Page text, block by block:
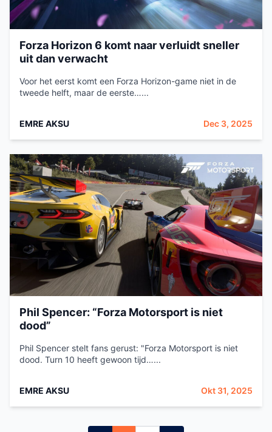
Forza Horizon 6 komt naar verluidt sneller
uit dan verwacht
Voor het eerst komt een Forza Horizon-game niet in de
tweede helft, maar de eerste…...
EMRE AKSU Dec 3, 2025
Phil Spencer: “Forza Motorsport is niet
dood”
Phil Spencer stelt fans gerust: "Forza Motorsport is niet
dood. Turn 10 heeft gewoon tijd…...
EMRE AKSU Okt 31, 2025